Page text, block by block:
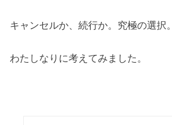
キャンセルか、続行か。究極の選択。
わたしなりに考えてみました。